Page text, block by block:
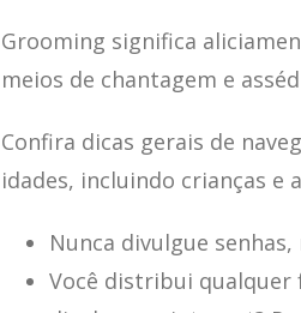
Grooming significa
meios de chantagem e
Confira dicas gerais de
idades, incluindo crianças e
Nunca divulgue
Você distribui qualquer
Por